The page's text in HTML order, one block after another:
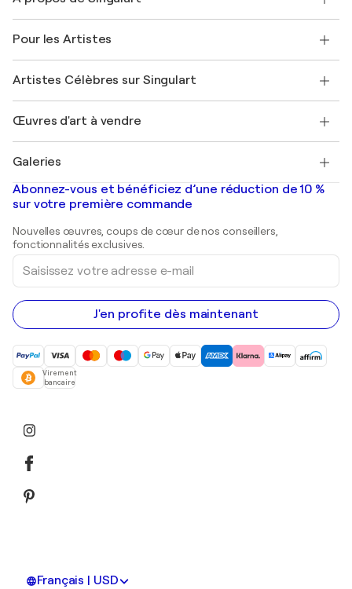
Offrir une carte cadeau
Rejoignez notre programme commercial
Mon compte
+33 1 76 44 06 42
FAQ
Magazine Singulart
Emplois
Découvrez une sélection d'art original
Pour les Artistes
Se connecter en tant qu'Artiste
Artistes Célèbres sur Singulart
Marc Chagall
Banksy
Mr. Brainwash
Shepard Fairey
Œuvres d'art à vendre
Tableaux abstraits à vendre
Peintures de paysage
Estampes
Peintures acryliques
Galeries
Galeries d'art en France
Galeries d'art en Belgique
Abonnez-vous et bénéficiez d’une réduction de 10 %
sur votre première commande
Nouvelles œuvres, coups de cœur de nos conseillers,
fonctionnalités exclusives.
Saisissez
votre
adresse
e-
mail
J'en profite dès maintenant
Virement
bancaire
Français | USD